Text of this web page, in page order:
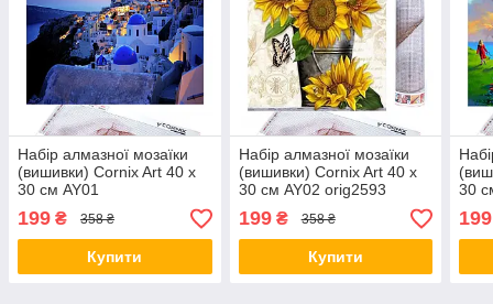
Набір алмазної мозаїки
(вишивки) Cornix Art 40 x
30 см AY01
199 ₴ 358 ₴
Купити
Набір алмазної мозаїки
(вишивки) Cornix Art 40 x
30 см AY02 orig2593
199₴ 358 ₴
Купити
30
199